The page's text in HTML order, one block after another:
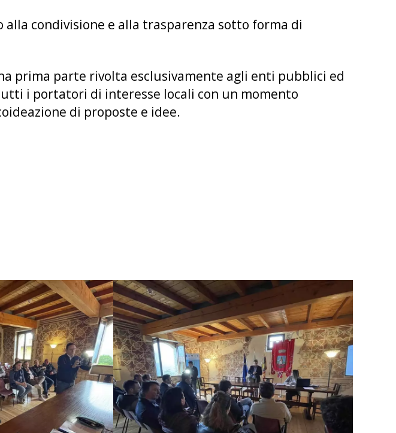
alla condivisione e alla trasparenza sotto forma di
prima parte rivolta esclusivamente agli enti pubblici ed
i portatori di interesse locali con un momento
di proposte e idee.